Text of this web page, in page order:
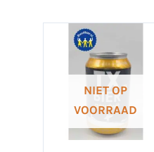
NIET OP
VOORRAAD